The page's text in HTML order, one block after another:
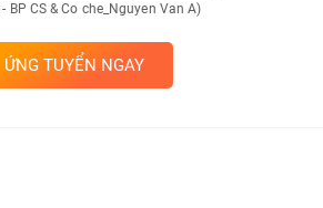
- BP CS & Co che_Nguyen Van A)
ỨNG TUYỂN NGAY